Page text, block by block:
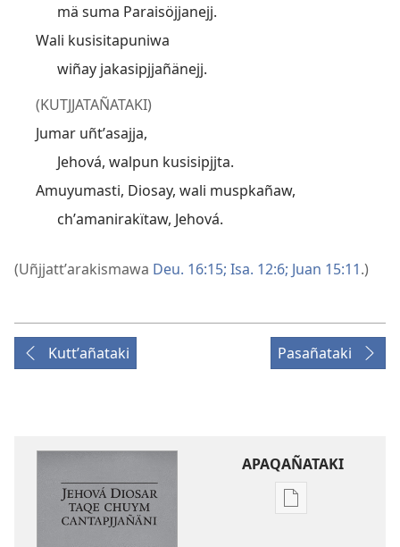
mä suma Paraisöjjanejj.
Wali kusisitapuniwa
wiñay jakasipjjañänejj.
(KUTJJATAÑATAKI)
Jumar uñtʼasajja,
Jehová, walpun kusisipjjta.
Amuyumasti, Diosay, wali muspkañaw,
chʼamanirakïtaw, Jehová.
(Uñjjattʼarakismawa Deu. 16:15; Isa. 12:6; Juan 15:11.)
Kuttʼañataki Pasañataki
APAQAÑATAKI
Aka